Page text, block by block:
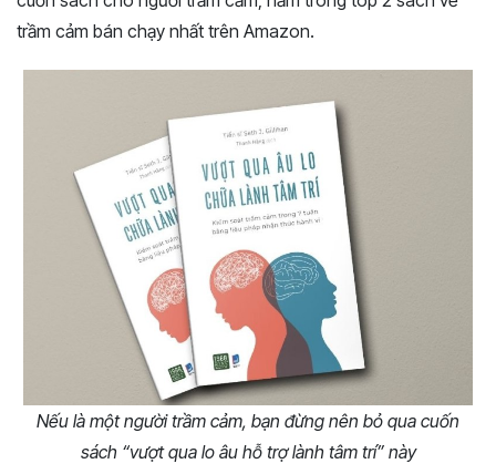
trầm cảm bán chạy nhất trên Amazon.
Nếu là một người trầm cảm, bạn đừng nên bỏ qua cuốn
sách “vượt qua lo âu hỗ trợ lành tâm trí” này